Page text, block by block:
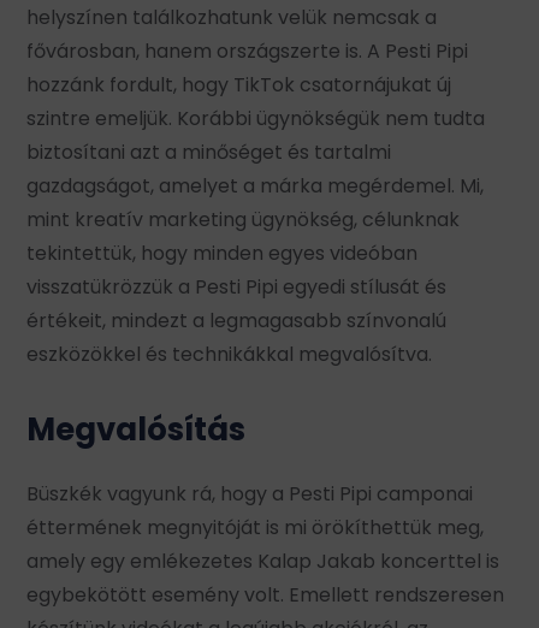
helyszínen találkozhatunk velük nemcsak a
fővárosban, hanem országszerte is. A Pesti Pipi
hozzánk fordult, hogy TikTok csatornájukat új
szintre emeljük. Korábbi ügynökségük nem tudta
biztosítani azt a minőséget és tartalmi
gazdagságot, amelyet a márka megérdemel. Mi,
mint kreatív marketing ügynökség, célunknak
tekintettük, hogy minden egyes videóban
visszatükrözzük a Pesti Pipi egyedi stílusát és
értékeit, mindezt a legmagasabb színvonalú
eszközökkel és technikákkal megvalósítva.
Megvalósítás
Büszkék vagyunk rá, hogy a Pesti Pipi camponai
éttermének megnyitóját is mi örökíthettük meg,
amely egy emlékezetes Kalap Jakab koncerttel is
egybekötött esemény volt. Emellett rendszeresen